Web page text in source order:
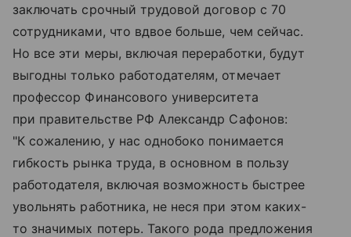
заключать срочный трудовой договор с 70
сотрудниками, что вдвое больше, чем сейчас.
Но все эти меры, включая переработки, будут
выгодны только работодателям, отмечает
профессор Финансового университета
при правительстве РФ Александр Сафонов:
"К сожалению, у нас однобоко понимается
гибкость рынка труда, в основном в пользу
работодателя, включая возможность быстрее
увольнять работника, не неся при этом каких-
то значимых потерь. Такого рода предложения